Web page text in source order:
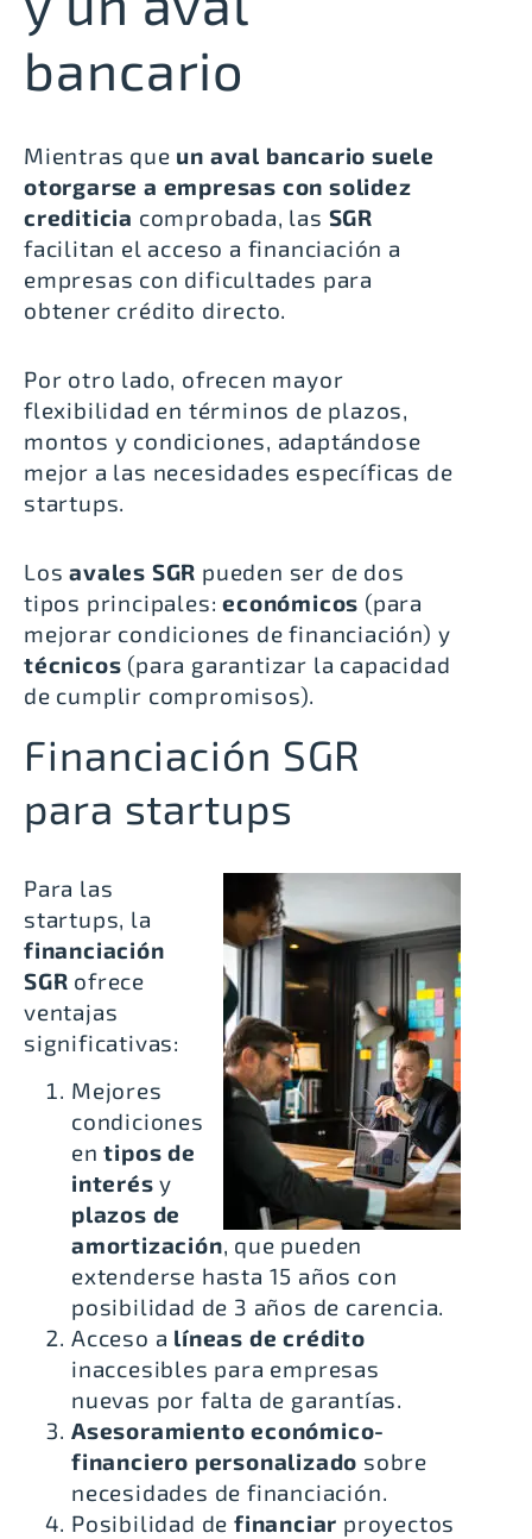
bancario
Mientras que un aval bancario suele
otorgarse a empresas con solidez
crediticia comprobada, las SGR
facilitan el acceso a financiación a
empresas con dificultades para
obtener crédito directo.
Por otro lado, ofrecen mayor
flexibilidad en términos de plazos,
montos y condiciones, adaptándose
mejor a las necesidades específicas de
startups.
Losavales SGR pueden ser de dos
tipos principales:económicos (para
mejorar condiciones de financiación) y
técnicos (para garantizar la capacidad
de cumplir compromisos).
Financiación SGR
para startups
Para las
startups, la
financiación
SGR ofrece
ventajas
significativas:
Mejores
condiciones
entipos de
interés y
plazos de
amortización, que pueden
extenderse hasta 15 años con
posibilidad de 3 años de carencia.
Acceso a líneas de crédito
inaccesibles para empresas
nuevas por falta de garantías.
Asesoramiento económico-
financiero personalizado sobre
necesidades de financiación.
Posibilidad de financiar proyectos